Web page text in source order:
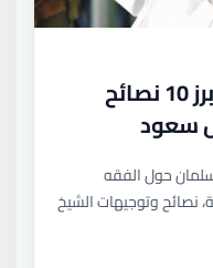
بعد مقابلة بن سلمان .. أبرز 10 نصائح
سعود
حول الفقه
نصائح وتوجيهات الشيخ